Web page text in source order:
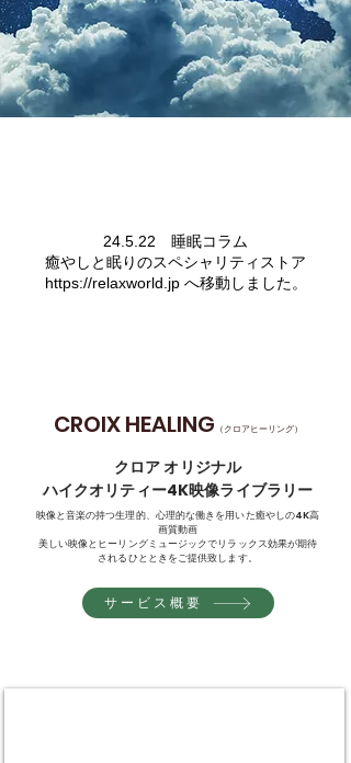
24.5.22 睡眠コラム
癒やしと眠りのスペシャリティストア
https://relaxworld.jp へ移動しました。
CROIX HEALING （クロアヒーリング）
クロア オリジナル
ハイクオリティー4K映像ライブラリー
映像と音楽の持つ生理的、心理的な働きを用いた癒やしの4K高
画質動画
美しい映像とヒーリングミュージックでリラックス効果が期待
されるひとときをご提供致します。
サービス概要